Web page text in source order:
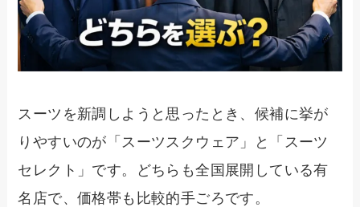
スーツを新調しようと思ったとき、候補に挙が
りやすいのが「スーツスクウェア」と「スーツ
セレクト」です。どちらも全国展開している有
名店で、価格帯も比較的手ごろです。